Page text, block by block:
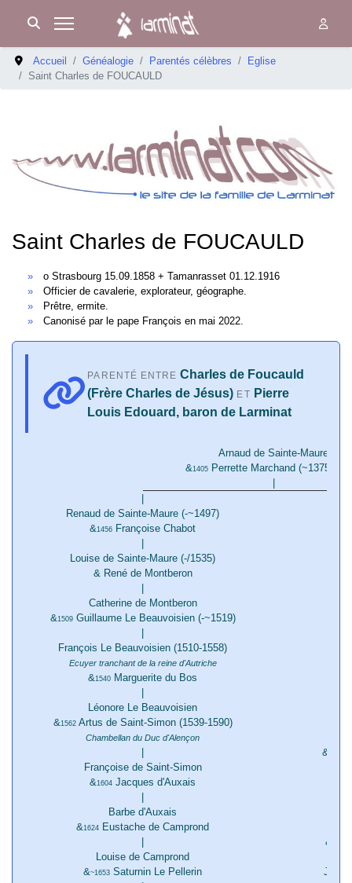
Accueil Généalogie Parentés célèbres
Eglise
Saint Charles de FOUCAULD
Saint Charles de FOUCAULD
o Strasbourg 15.09.1858 + Tamanrasset 01.12.1916
Officier de cavalerie, explorateur, géographe.
Prêtre, ermite.
Canonisé par le pape François en mai 2022.
PARENTÉ ENTRE Charles de Foucauld
(Frère Charles de Jésus) ET
Pierre
Louis Edouard, baron de Larminat
Arnaud de Sainte-Maure
&1405 Perrette Marchand (~1375-/
Renaud de Sainte-Maure (-~1497)
&1456 Françoise Chabot
Louise de Sainte-Maure (-/1535)
& René de Montberon
Catherine de Montberon
&1509Guillaume Le Beauvoisien (-~1519)
François Le Beauvoisien (1510-1558)
Ecuyer tranchant de la reine d'Autriche
&1540 Marguerite du Bos
Léonore Le Beauvoisien
&1562Artus de Saint-Simon (1539-1590)
Chambellan du Duc d'Alençon
Françoise de Saint-Simon
&1604 Jacques d'Auxais
Barbe d'Auxais
&1624 Eustache de Camprond
Louise de Camprond
&~1653 Saturnin Le Pellerin
&
&
Jean